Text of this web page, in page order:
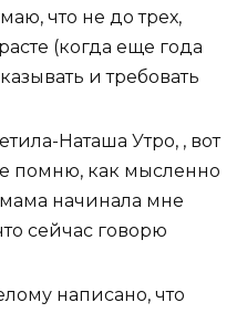
что не до трех,
(когда еще года
и требовать
Наташа Утро, , вот
помню, как мысленно
мама начинала мне
сейчас говорю
написано, что